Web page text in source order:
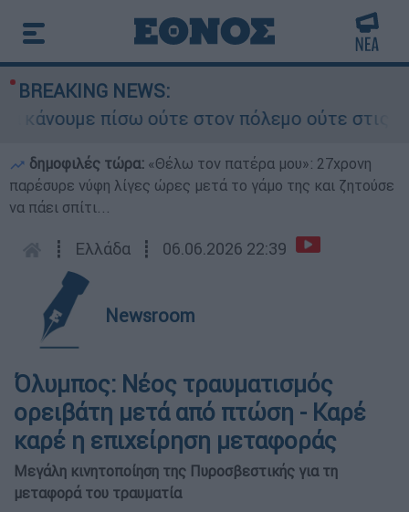
BREAKING NEWS:
πίσω ούτε στον πόλεμο ούτε στις
δημοφιλές τώρα: «Θέλω τον πατέρα μου»: 27χρονη
παρέσυρε νύφη λίγες ώρες μετά το γάμο της και ζητούσε
να πάει σπίτι...
┋ Ελλάδα ┋ 06.06.2026 22:39
Newsroom
Όλυμπος: Νέος τραυματισμός
ορειβάτη μετά από πτώση - Καρέ
καρέ η επιχείρηση μεταφοράς
Μεγάλη κινητοποίηση της Πυροσβεστικής για τη
μεταφορά του τραυματία